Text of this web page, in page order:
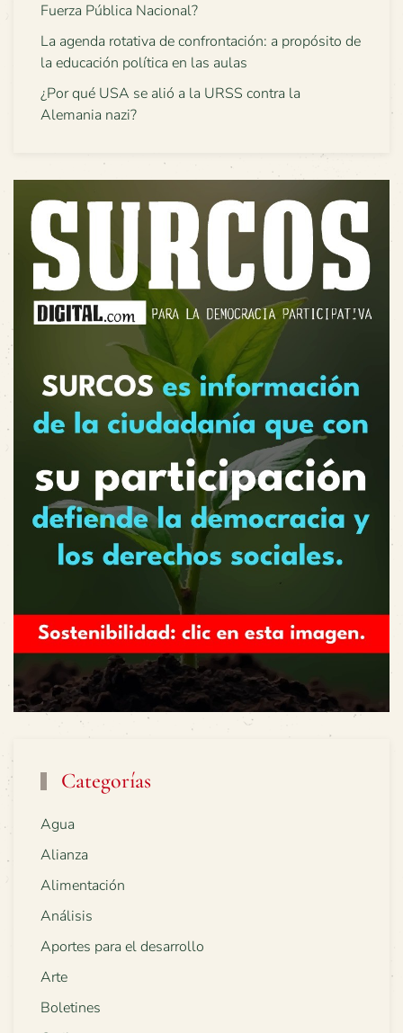
Fuerza Pública Nacional?
La agenda rotativa de confrontación: a propósito de
la educación política en las aulas
¿Por qué USA se alió a la URSS contra la
Alemania nazi?
Categorías
Agua
Alianza
Alimentación
Análisis
Aportes para el desarrollo
Arte
Boletines